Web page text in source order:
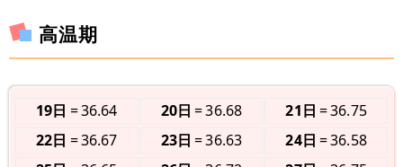
高温期
19日 36.64 20日 36.68 21日
36.75
22日
36.67 23日 36.63 24日
36.58